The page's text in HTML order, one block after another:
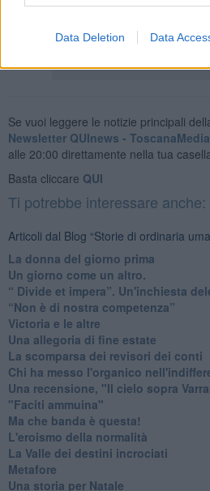
Data Deletion Data
Se vuoi leggere le notizie principali
Newsletter QUInews -
alle 20:00 direttamente nella tua
Basta cliccare QUI
Ti potrebbe interessare anche:
Articoli dal Blog “Storie di ordinaria
​La donna del giorno prima
​Un giorno come un altro.
​“ Divide et impera”. Un'inchiesta
“Non è di nostra competenza”
​Victoria e le altre
Una allegoria di fine estate
La scomparsa dei revisori dei conti
Chi ha messo l'organico
Una recensione, "Il cielo sopra
​"Faciti ammuina"
Ma che banda è questa!
L'eroismo della normalità
​La Valle dei destini incrociati
Metafore
​Una storia per Natale